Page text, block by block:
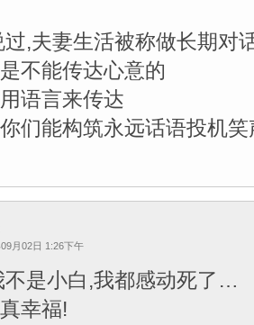
,夫妻生活被称做长期对
不能传达心意的
语言来传达
们能构筑永远话语投机
月02日 1:26下午
不是小白,我都感动死了…
幸福!